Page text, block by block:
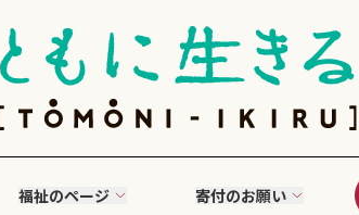
福祉のページ 寄付のお願い